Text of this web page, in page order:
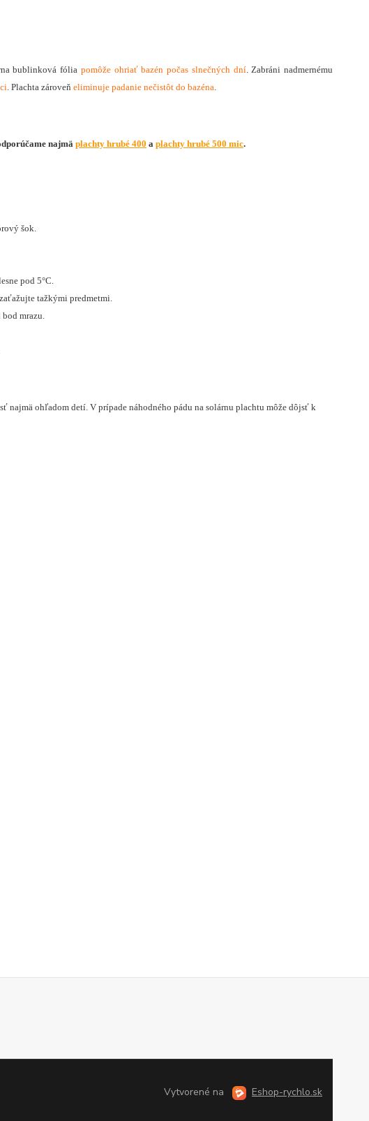
bublinková fólia pomôže ohriať bazén počas slnečných dní. Zabráni nadmernému
. Plachta zároveň eliminuje padanie nečistôt do bazéna
najmä plachty hrubé 400 a plachty hrubé 500 mic.
šok.
pod 5°C.
tažkými predmetmi.
mrazu.
najmä ohľadom detí. V prípade náhodného pádu na solárnu plachtu môže dôjsť k
Vytvorené na Eshop-rychlo.sk